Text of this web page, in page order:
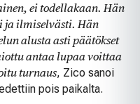
ei todellakaan. Hän
ja ilmiselvästi. Hän
alusta asti päätökset
antaa lupaa voittaa
turnaus, Zico sanoi
pois paikalta.